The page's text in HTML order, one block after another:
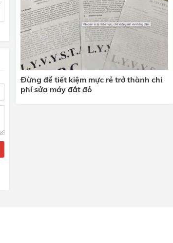
Đừng để tiết kiệm mực rẻ trở thành chi
phí sửa máy đắt đỏ